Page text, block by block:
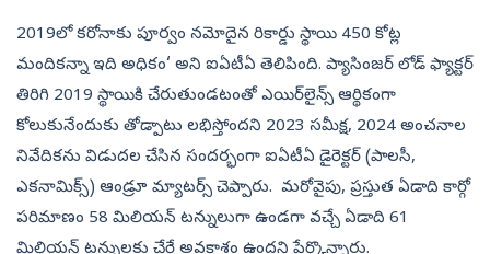
2019లో కరోనాకు పూర్వం నమోదైన రికార్డు స్థాయి 450 కోట్ల
మందికన్నా ఇది అధికం‘ అని ఐఏటీఏ తెలిపింది. ప్యాసింజర్‌ లోడ్‌ ఫ్యాక్టర్‌
తిరిగి 2019 స్థాయికి చేరుతుండటంతో ఎయిర్‌లైన్స్‌ ఆర్థికంగా
కోలుకునేందుకు తోడ్పాటు లభిస్తోందని 2023 సమీక్ష, 2024 అంచనాల
నివేదికను విడుదల చేసిన సందర్భంగా ఐఏటీఏ డైరెక్టర్‌ (పాలసీ,
ఎకనామిక్స్‌) ఆండ్రూ మ్యాటర్స్‌ చెప్పారు. మరోవైపు, ప్రస్తుత ఏడాది కార్గో
పరిమాణం 58 మిలియన్‌ టన్నులుగా ఉండగా వచ్చే ఏడాది 61